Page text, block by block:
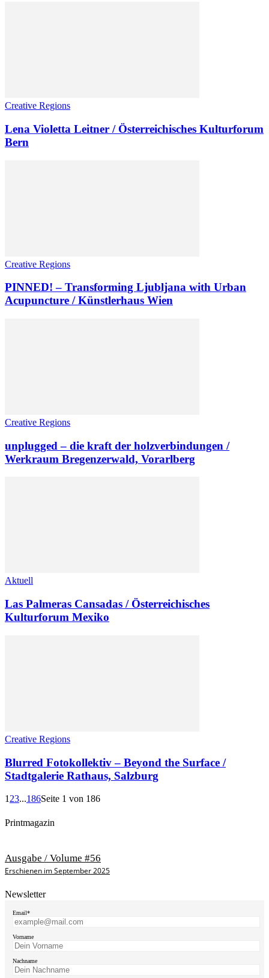
Creative Regions
Lena Violetta Leitner / Österreichisches Kulturforum
Bern
Creative Regions
PINNED! – Transforming Ljubljana with Urban
Acupuncture / Künstlerhaus Wien
Creative Regions
unplugged – die kraft der holzverbindungen /
Werkraum Bregenzerwald, Vorarlberg
Aktuell
Las Palmeras Cansadas / Österreichisches
Kulturforum Mexiko
Creative Regions
Blurred Fotokollektiv – Beyond the Surface /
Stadtgalerie Rathaus, Salzburg
1 23...186Seite 1 von 186
Printmagazin
Ausgabe / Volume #56
Erschienen im September 2025
Newsletter
Email*
Vorname
Nachname